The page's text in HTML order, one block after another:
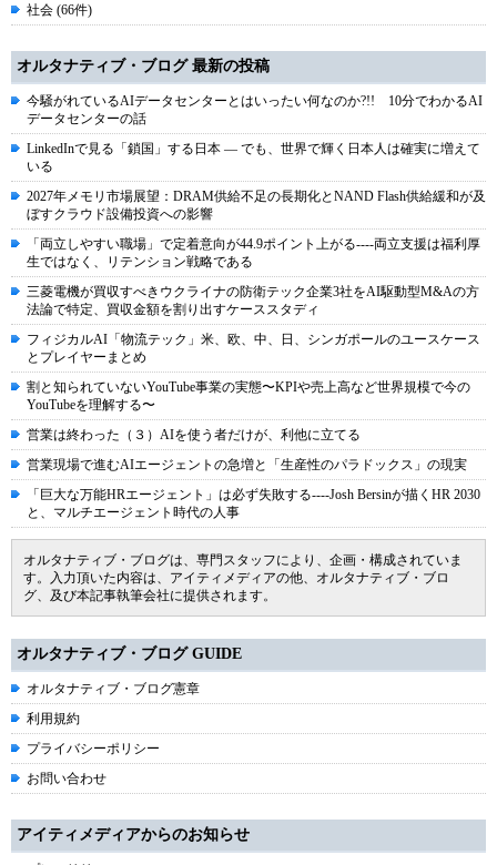
社会 (66件)
オルタナティブ・ブログ 最新の投稿
今騒がれているAIデータセンターとはいったい何なのか?!! 10分でわかるAI
データセンターの話
LinkedInで見る「鎖国」する日本 ― でも、世界で輝く日本人は確実に増えて
いる
2027年メモリ市場展望：DRAM供給不足の長期化とNAND Flash供給緩和が及
ぼすクラウド設備投資への影響
「両立しやすい職場」で定着意向が44.9ポイント上がる----両立支援は福利厚
生ではなく、リテンション戦略である
三菱電機が買収すべきウクライナの防衛テック企業3社をAI駆動型M&Aの方
法論で特定、買収金額を割り出すケーススタディ
フィジカルAI「物流テック」米、欧、中、日、シンガポールのユースケース
とプレイヤーまとめ
割と知られていないYouTube事業の実態〜KPIや売上高など世界規模で今の
YouTubeを理解する〜
営業は終わった（３）AIを使う者だけが、利他に立てる
営業現場で進むAIエージェントの急増と「生産性のパラドックス」の現実
「巨大な万能HRエージェント」は必ず失敗する----Josh Bersinが描くHR 2030
と、マルチエージェント時代の人事
オルタナティブ・ブログは、専門スタッフにより、企画・構成されていま
す。入力頂いた内容は、アイティメディアの他、オルタナティブ・ブロ
グ、及び本記事執筆会社に提供されます。
オルタナティブ・ブログ GUIDE
オルタナティブ・ブログ憲章
利用規約
プライバシーポリシー
お問い合わせ
アイティメディアからのお知らせ